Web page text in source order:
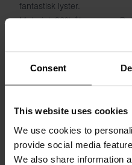
Consent
This website uses cookies
We use cookies to
provide social media
We also share information
fantastisk lyster.
Material: 82% återvunnen
Modellen på bilden är 173
Specifikation
Storleksguide
Tvättråd